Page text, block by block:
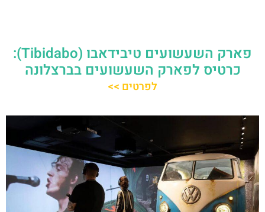
פארק השעשועים טיבידאבו (Tibidabo):
כרטיס לפארק השעשועים בברצלונה
לפרטים >>